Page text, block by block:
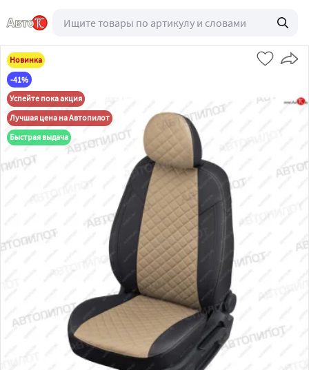
Новинка
-41%
Успейте пока акция
Лучшая цена на Автопилот
Быстрая выдача